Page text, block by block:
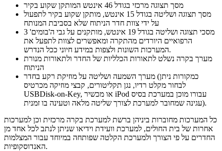
מסך תצוגה מרכזי בגודל 46 אינטש המותקן שקוע בקיר
מסך תצוגה ושליטה בגודל 15 אינטש, מותקן שקוע בקיר לתפעול
על ידי צוות חדר הניתוח שלא בסביבת המנותח
3 מסכי תצוגה ושליטה בגודל 19 אינטש, מותקנים על גבי ה'בומים'
הרפואיים היורדים מהתקרה ומאפשרים לצוות לתפעל את
המערכות השונות ולצפות במידע חיוני ככל הנדרש.
מערך בקרה נשלט לתאורות הכלליות של החדר ולתאורות מנורת
הניתוח
מערך השמעה ושליטה על מוזיקת רקע בחדר (כמקורות ניתן
לבחור מקלט רדיו, נגן תקליטורים, קבצי מוזיקה מכרטיס
USBDisk-on-Key, או מכשיר iPod עבורו מוכן במערכת בסיס
עגינה שמחובר למערכת לצורך שליטה מלאה וטעינה בו זמנית).
כל המערכות מחוברות ביניהן ברשת למערכת בקרה מרכזית וכן למערכות
אחרות של בית החולים, למערכת וועידת וידיאו שניתן לנתב לכל אחד מן
החדרים על פי הצורך ולמערכת הקלטה שפותחה במיוחד עבור המצלמות
האנדוסקופיות.